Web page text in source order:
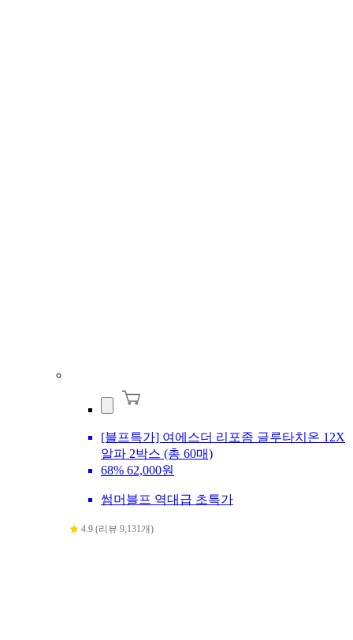
[블프특가] 여에스더 리포좀 글루타치온 12X
알파 2박스 (총 60매)
68% 62,000원
썸머블프 역대급 초특가
4.9 (리뷰 9,131개)